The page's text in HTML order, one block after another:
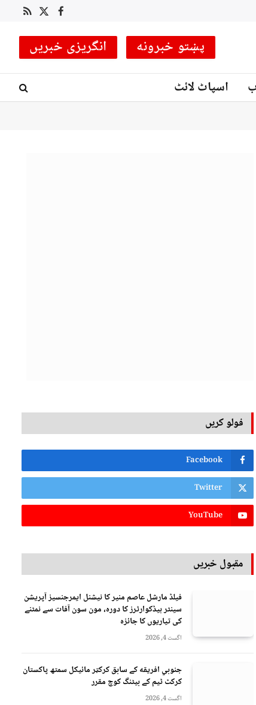
Facebook
X
RSS
پښتو خبرونه انگریزی خبریں
اسپاٹ لائٹ
فولو کریں
Facebook
Twitter
YouTube
مقبول خبریں
فیلڈ مارشل عاصم منیر کا نیشنل ایمرجنسیز آپریشن
سینٹر ہیڈکوارٹرز کا دورہ، مون سون آفات سے نمٹنے
کی تیاریوں کا جائزہ
اگست 4, 2026
جنوبي افريقه کے سابق کرکټر مائیکل سمتھ پاکستان
کرکٹ ٹیم کے بیٹنگ کوچ مقرر
اگست 4, 2026